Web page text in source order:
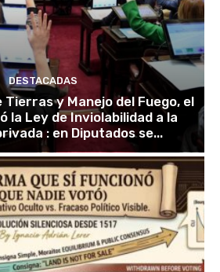
DESTACADAS
Tierras y Manejo del Fuego, el
la Ley de Inviolabilidad a la
: en Diputados se...